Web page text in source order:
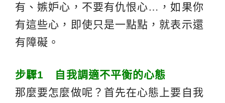
有、嫉妒心，不要有仇恨心…，如果你
有這些心，即使只是一點點，就表示還
有障礙。
步驟1
自我調適不平衡的心態
那麼要怎麼做呢？首先在心態上要自我